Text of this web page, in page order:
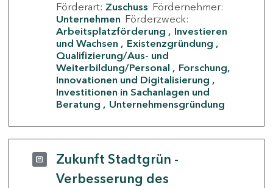
Förderart: Zuschuss Fördernehmer:
Unternehmen Förderzweck:
Arbeitsplatzförderung
Investieren
und Wachsen
Existenzgründung
Qualifizierung/Aus- und
Weiterbildung/Personal
Forschung,
Innovationen und Digitalisierung
Investitionen in Sachanlagen und
Beratung
Unternehmensgründung
Zukunft Stadtgrün -
Verbesserung des